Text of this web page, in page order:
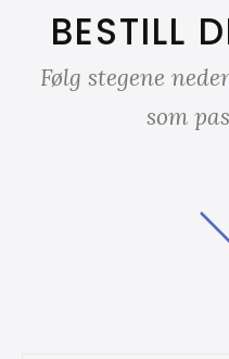
BESTILL
Følg stegene
som